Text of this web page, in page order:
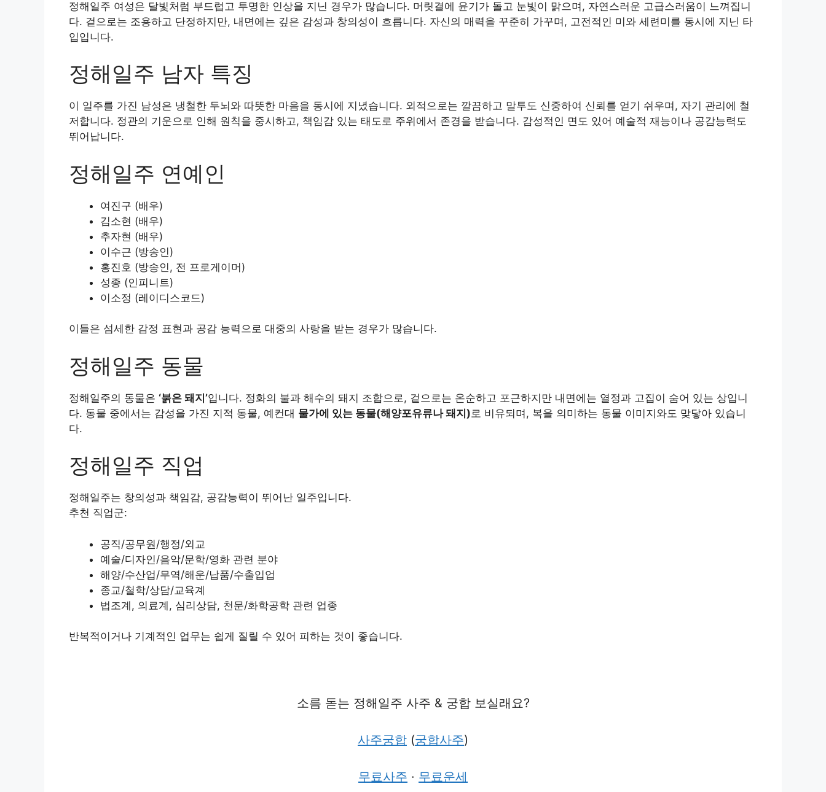
정해일주 여성은 달빛처럼 부드럽고 투명한 인상을 지닌 경우가 많습니다. 머릿결에 윤기가 돌고 눈빛이 맑으며, 자연스러운 고급스러움이 느껴집니
다. 겉으로는 조용하고 단정하지만, 내면에는 깊은 감성과 창의성이 흐릅니다. 자신의 매력을 꾸준히 가꾸며, 고전적인 미와 세련미를 동시에 지닌 타
입입니다.
정해일주 남자 특징
이 일주를 가진 남성은 냉철한 두뇌와 따뜻한 마음을 동시에 지녔습니다. 외적으로는 깔끔하고 말투도 신중하여 신뢰를 얻기 쉬우며, 자기 관리에 철
저합니다. 정관의 기운으로 인해 원칙을 중시하고, 책임감 있는 태도로 주위에서 존경을 받습니다. 감성적인 면도 있어 예술적 재능이나 공감능력도
뛰어납니다.
정해일주 연예인
여진구 (배우)
김소현 (배우)
추자현 (배우)
이수근 (방송인)
홍진호 (방송인, 전 프로게이머)
성종 (인피니트)
이소정 (레이디스코드)
이들은 섬세한 감정 표현과 공감 능력으로 대중의 사랑을 받는 경우가 많습니다.
정해일주 동물
정해일주의 동물은 ‘붉은 돼지’입니다. 정화의 불과 해수의 돼지 조합으로, 겉으로는 온순하고 포근하지만 내면에는 열정과 고집이 숨어 있는 상입니
다. 동물 중에서는 감성을 가진 지적 동물, 예컨대 물가에 있는 동물(해양포유류나 돼지) 로 비유되며, 복을 의미하는 동물 이미지와도 맞닿아 있습니
다.
정해일주 직업
정해일주는 창의성과 책임감, 공감능력이 뛰어난 일주입니다.
추천 직업군:
공직/공무원/행정/외교
예술/디자인/음악/문학/영화 관련 분야
해양/수산업/무역/해운/납품/수출입업
종교/철학/상담/교육계
법조계, 의료계, 심리상담, 천문/화학공학 관련 업종
반복적이거나 기계적인 업무는 쉽게 질릴 수 있어 피하는 것이 좋습니다.
소름 돋는 정해일주 사주 & 궁합 보실래요?
사주궁합 (궁합사주)
무료사주 · 무료운세